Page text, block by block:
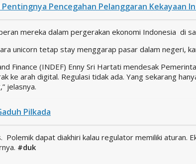
Pentingnya Pencegahan Pelanggaran Kekayaan
mereka dalam pergerakan ekonomi Indonesia di
unicorn tetap stay menggarap pasar dalam negeri,
Finance (INDEF) Enny Sri Hartati mendesak
ke arah digital. Regulasi tidak ada. Yang sekarang
jelasnya.
Pilkada
dapat diakhiri kalau regulator memiliki aturan.
#duk